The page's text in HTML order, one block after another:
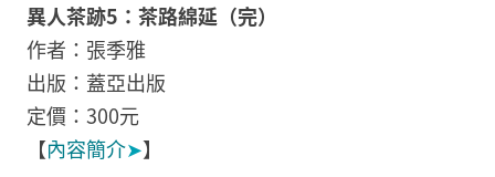
異人茶跡5：茶路綿延（完）
作者：張季雅
出版：蓋亞出版
定價：300元
【內容簡介➤】